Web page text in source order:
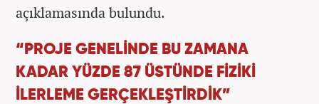
açıklamasında bulundu.
“PROJE GENELİNDE BU ZAMANA
KADAR YÜZDE 87 ÜSTÜNDE FİZİKİ
İLERLEME GERÇEKLEŞTİRDİK”